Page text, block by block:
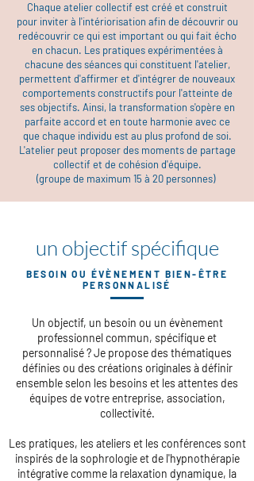
Chaque atelier collectif est créé et construit
pour inviter à l'intériorisation afin de découvrir ou
redécouvrir ce qui est important ou qui fait écho
en chacun. Lespratiques expérimentées à
chacune des séances qui constituent l'atelier,
permettent d'affirmer et d'intégrer de nouveaux
comportements constructifs pour l'atteinte de
ses objectifs. Ainsi, la transformation s'opère en
parfaite accord et en toute harmonie avec ce
que chaque individu est au plus profond de soi.
L'atelier peut proposer des moments de partage
collectif et de cohésion d'équipe.
(groupe de maximum 15 à 20 personnes)
un objectif spécifique
BESOIN OU ÉVÈNEMENT BIEN-ÊTRE
PERSONNALISÉ
Un objectif, un besoin ou un évènement
professionnel commun, spécifique et
personnalisé ? Je propose des thématiques
définies ou des créations originales à définir
ensemble selon les besoins et les attentes des
équipes de votre entreprise, association,
collectivité.
Les pratiques, les ateliers et les conférences sont
inspirés de la sophrologie et de l'hypnothérapie
intégrative comme la relaxation dynamique, la